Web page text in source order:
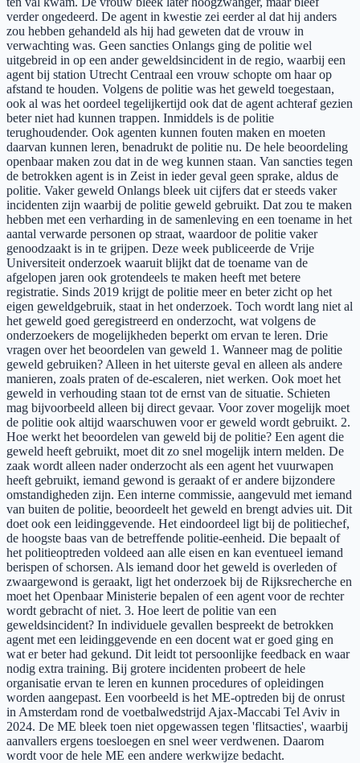
verder ongedeerd. De agent in kwestie zei eerder al dat hij anders
zou hebben gehandeld als hij had geweten dat de vrouw in
verwachting was. Geen sancties Onlangs ging de politie wel
uitgebreid in op een ander geweldsincident in de regio, waarbij een
agent bij station Utrecht Centraal een vrouw schopte om haar op
afstand te houden. Volgens de politie was het geweld toegestaan,
ook al was het oordeel tegelijkertijd ook dat de agent achteraf gezien
beter niet had kunnen trappen. Inmiddels is de politie
terughoudender. Ook agenten kunnen fouten maken en moeten
daarvan kunnen leren, benadrukt de politie nu. De hele beoordeling
openbaar maken zou dat in de weg kunnen staan. Van sancties tegen
de betrokken agent is in Zeist in ieder geval geen sprake, aldus de
politie. Vaker geweld Onlangs bleek uit cijfers dat er steeds vaker
incidenten zijn waarbij de politie geweld gebruikt. Dat zou te maken
hebben met een verharding in de samenleving en een toename in het
aantal verwarde personen op straat, waardoor de politie vaker
genoodzaakt is in te grijpen. Deze week publiceerde de Vrije
Universiteit onderzoek waaruit blijkt dat de toename van de
afgelopen jaren ook grotendeels te maken heeft met betere
registratie. Sinds 2019 krijgt de politie meer en beter zicht op het
eigen geweldgebruik, staat in het onderzoek. Toch wordt lang niet al
het geweld goed geregistreerd en onderzocht, wat volgens de
onderzoekers de mogelijkheden beperkt om ervan te leren. Drie
vragen over het beoordelen van geweld 1. Wanneer mag de politie
geweld gebruiken? Alleen in het uiterste geval en alleen als andere
manieren, zoals praten of de-escaleren, niet werken. Ook moet het
geweld in verhouding staan tot de ernst van de situatie. Schieten
mag bijvoorbeeld alleen bij direct gevaar. Voor zover mogelijk moet
de politie ook altijd waarschuwen voor er geweld wordt gebruikt. 2.
Hoe werkt het beoordelen van geweld bij de politie? Een agent die
geweld heeft gebruikt, moet dit zo snel mogelijk intern melden. De
zaak wordt alleen nader onderzocht als een agent het vuurwapen
heeft gebruikt, iemand gewond is geraakt of er andere bijzondere
omstandigheden zijn. Een interne commissie, aangevuld met iemand
van buiten de politie, beoordeelt het geweld en brengt advies uit. Dit
doet ook een leidinggevende. Het eindoordeel ligt bij de politiechef,
de hoogste baas van de betreffende politie-eenheid. Die bepaalt of
het politieoptreden voldeed aan alle eisen en kan eventueel iemand
berispen of schorsen. Als iemand door het geweld is overleden of
zwaargewond is geraakt, ligt het onderzoek bij de Rijksrecherche en
moet het Openbaar Ministerie bepalen of een agent voor de rechter
wordt gebracht of niet. 3. Hoe leert de politie van een
geweldsincident? In individuele gevallen bespreekt de betrokken
agent met een leidinggevende en een docent wat er goed ging en
wat er beter had gekund. Dit leidt tot persoonlijke feedback en waar
nodig extra training. Bij grotere incidenten probeert de hele
organisatie ervan te leren en kunnen procedures of opleidingen
worden aangepast. Een voorbeeld is het ME-optreden bij de onrust
in Amsterdam rond de voetbalwedstrijd Ajax-Maccabi Tel Aviv in
2024. De ME bleek toen niet opgewassen tegen 'flitsacties', waarbij
aanvallers ergens toesloegen en snel weer verdwenen. Daarom
wordt voor de hele ME een andere werkwijze bedacht.